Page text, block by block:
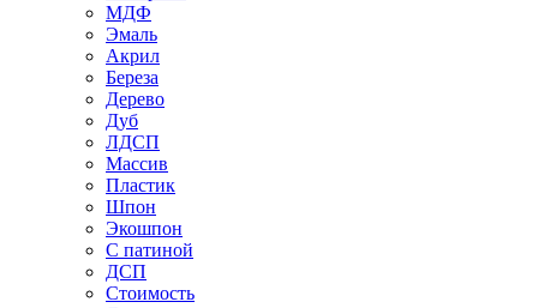
МДФ
Эмаль
Акрил
Береза
Дерево
Дуб
ЛДСП
Массив
Пластик
Шпон
Экошпон
С патиной
ДСП
Стоимость